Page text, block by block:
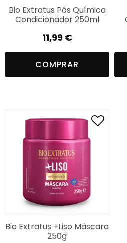
Bio Extratus Pós Química
Condicionador 250ml
11,99 €
COMPRAR
Bio Extratus +Liso Máscara
250g